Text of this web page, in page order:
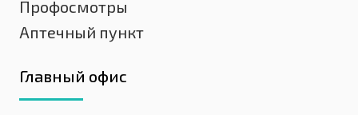
Профосмотры
Аптечный пункт
Главный офис